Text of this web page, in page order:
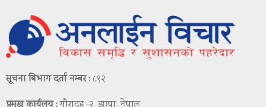
सूचना बिभाग दर्ता नम्बर : ८९२